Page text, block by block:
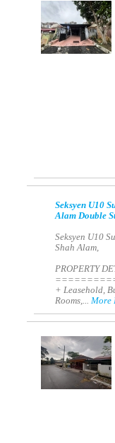
Seksyen U10
Alam Double
Seksyen U10
Shah Alam,
PROPERTY
+ Leasehold,
Rooms,...More